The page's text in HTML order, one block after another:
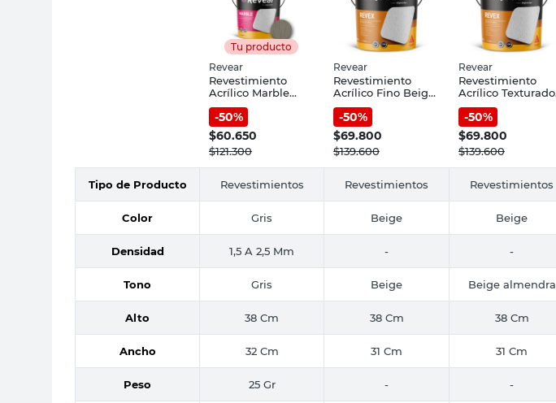
Tu producto
Revear
Revestimiento
Acrílico Marble
38x32 Cm Gris
Urbano Revear
-50%
$60.650
$121.300
Revear
Revestimiento
Acrílico Fino Beige
Almendra 25 Kg
Revear
-50%
$69.800
$139.600
Revear
Revestimiento
Acrílico Texturado
Fino Beige 25 Kg
Reveal
-50%
$69.800
$139.600
Tipo de Producto Revestimientos Revestimientos Revestimientos
Color Gris Beige Beige
Densidad 1,5 A 2,5 Mm - -
Tono Gris Beige Beige almendra
Alto 38 Cm 38 Cm 38 Cm
Ancho 32 Cm 31 Cm 31 Cm
Peso 25 Gr - -